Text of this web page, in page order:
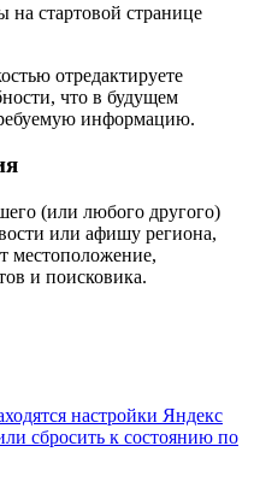
стартовой странице
отредактируете
что в будущем
информацию.
(или любого другого)
или афишу региона,
местоположение,
и поисковика.
настройки Яндекс
сбросить к состоянию по